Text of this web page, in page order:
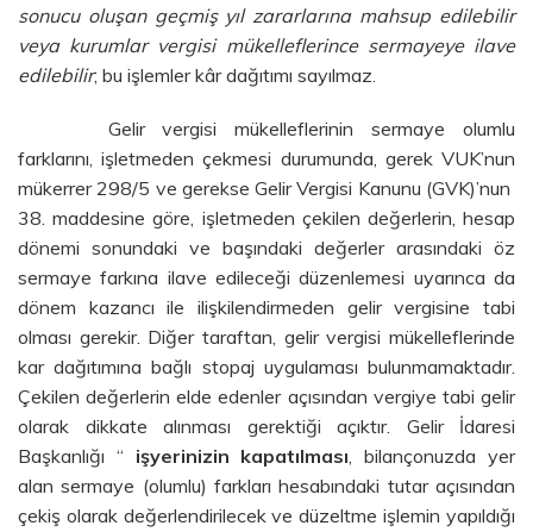
sonucu oluşan geçmiş yıl zararlarına mahsup edilebilir
veya kurumlar vergisi mükelleflerince sermayeye ilave
edilebilir; bu işlemler kâr dağıtımı sayılmaz.
Gelir vergisi mükelleflerinin sermaye olumlu
farklarını, işletmeden çekmesi durumunda, gerek VUK’nun
mükerrer 298/5 ve gerekse Gelir Vergisi Kanunu (GVK)’nun
38. maddesine göre, işletmeden çekilen değerlerin, hesap
dönemi sonundaki ve başındaki değerler arasındaki öz
sermaye farkına ilave edileceği düzenlemesi uyarınca da
dönem kazancı ile ilişkilendirmeden gelir vergisine tabi
olması gerekir. Diğer taraftan, gelir vergisi mükelleflerinde
kar dağıtımına bağlı stopaj uygulaması bulunmamaktadır.
Çekilen değerlerin elde edenler açısından vergiye tabi gelir
olarak dikkate alınması gerektiği açıktır. Gelir İdaresi
Başkanlığı “ işyerinizin kapatılması, bilançonuzda yer
alan sermaye (olumlu) farkları hesabındaki tutar açısından
çekiş olarak değerlendirilecek ve düzeltme işlemin yapıldığı